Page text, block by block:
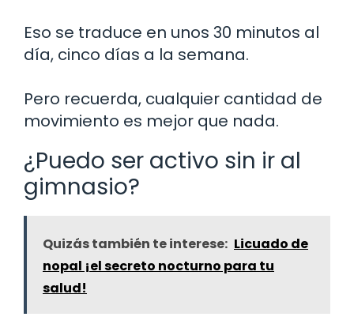
Eso se traduce en unos 30 minutos al
día, cinco días a la semana.
Pero recuerda, cualquier cantidad de
movimiento es mejor que nada.
¿Puedo ser activo sin ir al
gimnasio?
Quizás también te interese: Licuado de
nopal ¡el secreto nocturno para tu
salud!